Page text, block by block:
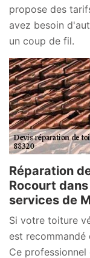
propose des
avez besoin
un coup de fil.
Réparation
Rocourt
services de
Si votre toiture
est recommandé
Ce